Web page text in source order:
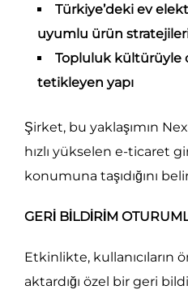
Türkiye’deki ev
uyumlu ürün
Topluluk kültürüyle
tetikleyen yapı
Şirket, bu yaklaşımın
hızlı yükselen e-ticaret
konumuna taşıdığını
GERİ BİLDİRİM
Etkinlikte, kullanıcıların
aktardığı özel bir geri